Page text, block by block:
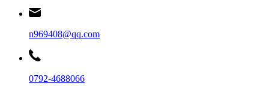
n969408@qq.com
0792-4688066